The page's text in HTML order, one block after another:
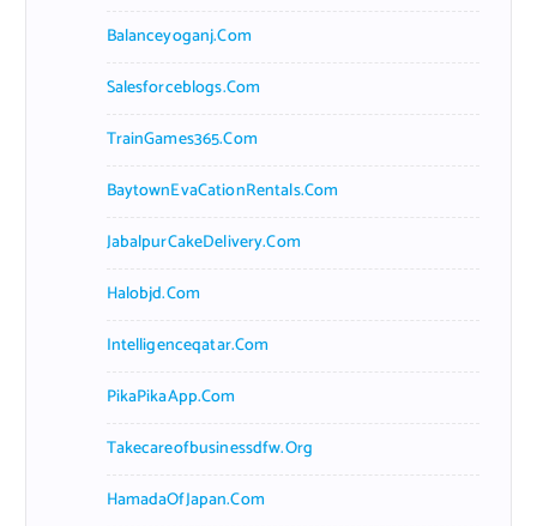
Balanceyoganj.com
Salesforceblogs.com
TrainGames365.com
BaytownEvaCationRentals.com
JabalpurCakeDelivery.com
Halobjd.com
Intelligenceqatar.com
PikaPikaApp.com
Takecareofbusinessdfw.org
HamadaOfJapan.com